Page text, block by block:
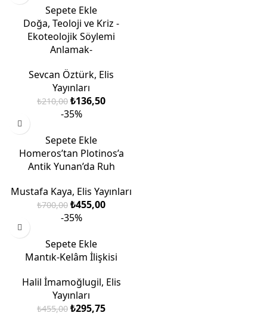
Sepete Ekle
Doğa, Teoloji ve Kriz -
Ekoteolojik Söylemi
Anlamak-
Sevcan Öztürk, Elis
Yayınları
₺210,00 ₺136,50
-35%
Sepete Ekle
Homeros’tan Plotinos’a
Antik Yunan’da Ruh
Mustafa Kaya, Elis Yayınları
₺700,00 ₺455,00
-35%
Sepete Ekle
Mantık-Kelâm İlişkisi
Halil İmamoğlugil, Elis
Yayınları
₺455,00 ₺295,75